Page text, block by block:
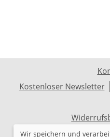
Kostenloser Newsletter
Wir speichern und